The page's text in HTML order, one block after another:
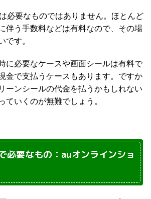
必要なものではありません。ほとんど
伴う手数料などは有料なので、その場
です。
に必要なケースや画面シールは有料で
金で支払うケースもあります。ですか
ーンシールの代金を払うかもしれない
ていくのが無難でしょう。
必要なもの：auオンラインショ